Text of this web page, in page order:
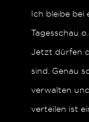
Ich bleibe bei
Tagesschau
Jetzt dürfen
sind. Genau
verwalten
verteilen ist